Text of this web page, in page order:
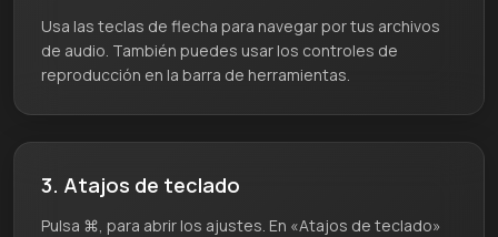
Usa las teclas de flecha para navegar por tus archivos
de audio. También puedes usar los controles de
reproducción en la barra de herramientas.
3. Atajos de teclado
Pulsa ⌘, para abrir los ajustes. En «Atajos de teclado»